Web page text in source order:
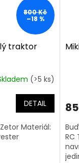
800 Kč
–18 %
traktor
(>5 ks)
DETAIL
Materiál:
RC